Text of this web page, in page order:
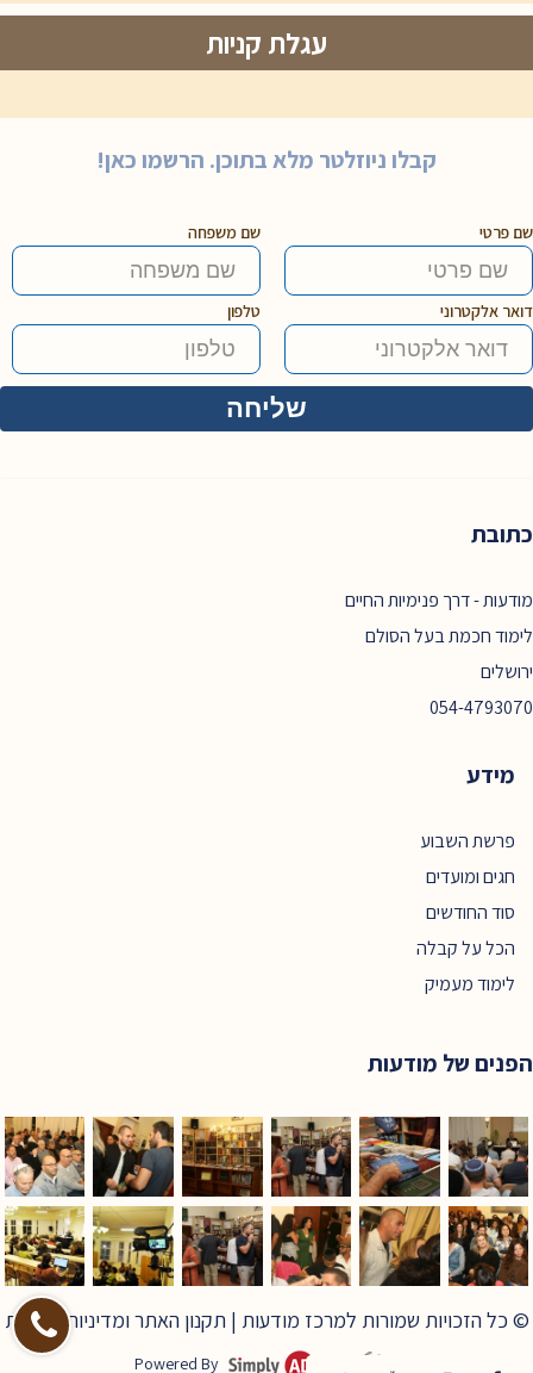
עגלת קניות
קבלו ניוזלטר מלא בתוכן. הרשמו כאן!
שם פרטי שם משפחה
דואר אלקטרוני טלפון
כתובת
מודעות - דרך פנימיות החיים
לימוד חכמת בעל הסולם
ירושלים
054-4793070
מידע
פרשת השבוע
חגים ומועדים
סוד החודשים
הכל על קבלה
לימוד מעמיק
הפנים של מודעות
© כל הזכויות שמורות למרכז מודעות | תקנון האתר ומדיניות פרטיות
Powered By